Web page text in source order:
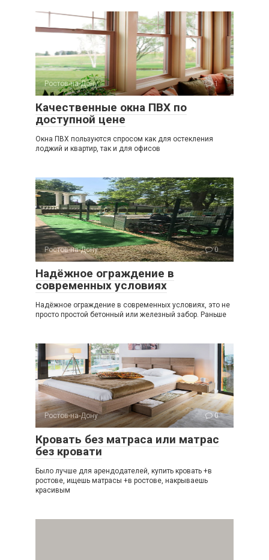
Ростов-на-Дону 1
Качественные окна ПВХ по
доступной цене
Окна ПВХ пользуются спросом как для остекления
лоджий и квартир, так и для офисов
Ростов-на-Дону 0
Надёжное ограждение в
современных условиях
Надёжное ограждение в современных условиях, это не
просто простой бетонный или железный забор. Раньше
Ростов-на-Дону 0
Кровать без матраса или матрас
без кровати
Было лучше для арендодателей, купить кровать +в
ростове, ищешь матрасы +в ростове, накрываешь
красивым